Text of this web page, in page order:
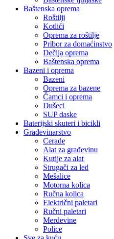
Baštenska oprema
Roštilji
Kotlići
Oprema za roštilje
Pribor za domaćinstvo
Dečija oprema
Baštenska oprema
Bazeni i oprema
Bazeni
Oprema za bazene
Čamci i oprema
Dušeci
SUP daske
Baterijski skuteri i bicikli
Građevinarstvo
Cerade
Alat za građevinu
Kutije za alat
Strugači za led
Mešalice
Motorna kolica
Ručna kolica
Električni paletari
Ručni paletari
Merdevine
Police